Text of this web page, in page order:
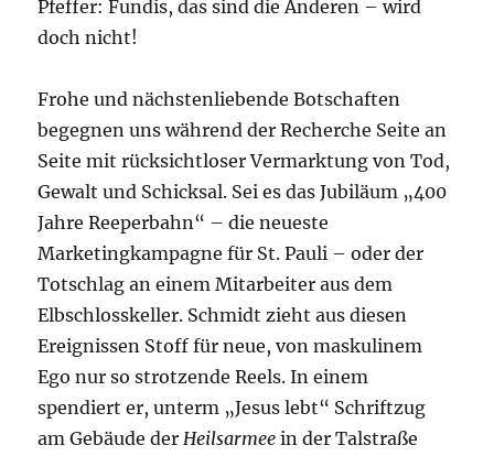
Pfeffer: Fundis, das sind die Anderen – wird
doch nicht!
Frohe und nächstenliebende Botschaften
begegnen uns während der Recherche Seite an
Seite mit rücksichtloser Vermarktung von Tod,
Gewalt und Schicksal. Sei es das Jubiläum „400
Jahre Reeperbahn“ – die neueste
Marketingkampagne für St. Pauli – oder der
Totschlag an einem Mitarbeiter aus dem
Elbschlosskeller. Schmidt zieht aus diesen
Ereignissen Stoff für neue, von maskulinem
Ego nur so strotzende Reels. In einem
spendiert er, unterm „Jesus lebt“ Schriftzug
am Gebäude der Heilsarmee in der Talstraße